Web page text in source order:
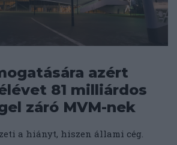
azért
81 milliárdos
záró MVM-nek
a hiányt, hiszen állami cég.